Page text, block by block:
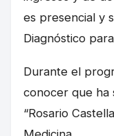
es presencial y
Diagnóstico
Durante el
conocer que ha
“Rosario